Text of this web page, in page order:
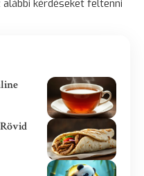
kérdéseket feltenni